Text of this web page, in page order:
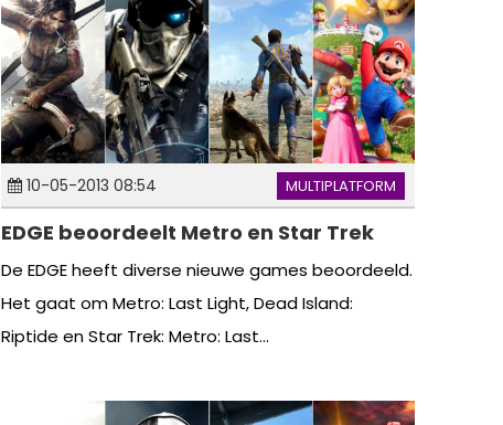
10-05-2013 08:54 MULTIPLATFORM
EDGE beoordeelt Metro en Star Trek
De EDGE heeft diverse nieuwe games beoordeeld.
Het gaat om Metro: Last Light, Dead Island:
Riptide en Star Trek: Metro: Last...